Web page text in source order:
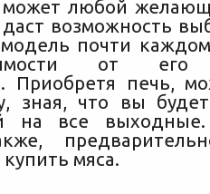
может любой
возможность
почти
от его
Приобретя печь,
зная, что вы
на все
мяса.